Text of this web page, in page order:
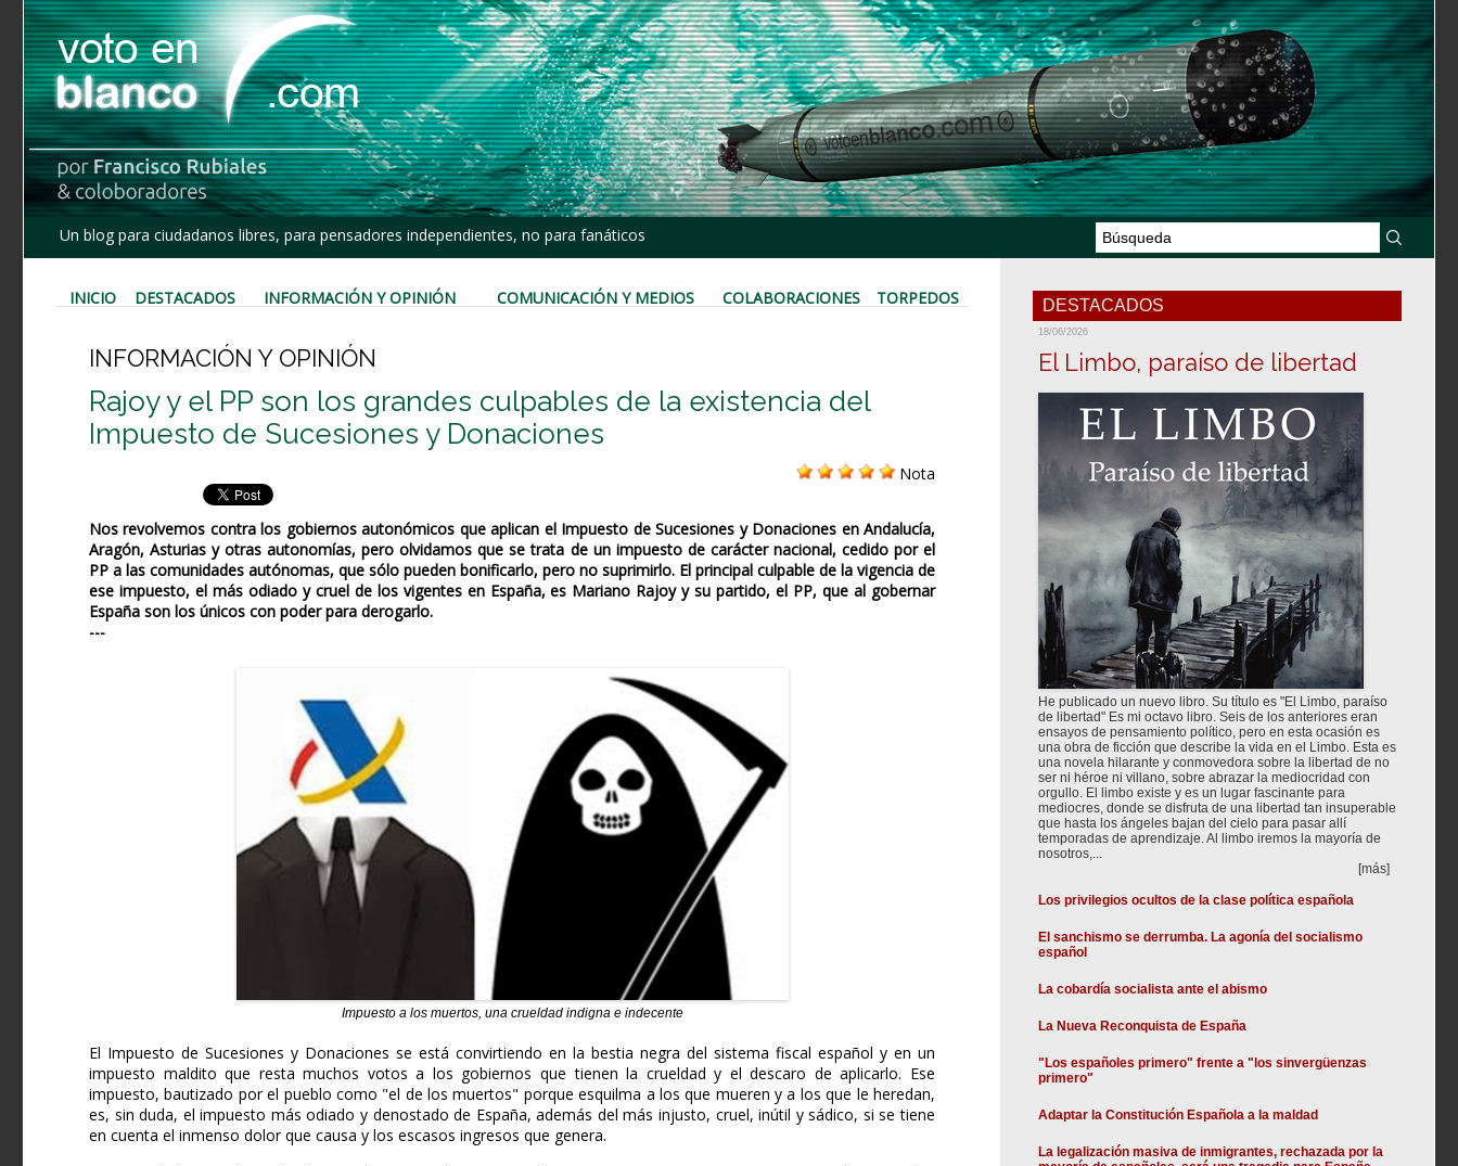
Un blog para ciudadanos libres, para pensadores independientes, no para fanáticos
INICIO DESTACADOS INFORMACIÓN Y OPINIÓN COMUNICACIÓN Y MEDIOS COLABORACIONES TORPEDOS
INFORMACIÓN Y OPINIÓN
Rajoy y el PP son los grandes culpables de la existencia del
Impuesto de Sucesiones y Donaciones
Nota
Nos revolvemos contra los gobiernos autonómicos que aplican el Impuesto de Sucesiones y Donaciones en Andalucía,
Aragón, Asturias y otras autonomías, pero olvidamos que se trata de un impuesto de carácter nacional, cedido por el
PP a las comunidades autónomas, que sólo pueden bonificarlo, pero no suprimirlo. El principal culpable de la vigencia de
ese impuesto, el más odiado y cruel de los vigentes en España, es Mariano Rajoy y su partido, el PP, que al gobernar
España son los únicos con poder para derogarlo.
---
Impuesto a los muertos, una crueldad indigna e indecente
El Impuesto de Sucesiones y Donaciones se está convirtiendo en la bestia negra del sistema fiscal español y en un
impuesto maldito que resta muchos votos a los gobiernos que tienen la crueldad y el descaro de aplicarlo. Ese
impuesto, bautizado por el pueblo como "el de los muertos" porque esquilma a los que mueren y a los que le heredan,
es, sin duda, el impuesto más odiado y denostado de España, además del más injusto, cruel, inútil y sádico, si se tiene
en cuenta el inmenso dolor que causa y los escasos ingresos que genera.
DESTACADOS
18/06/2026
El Limbo, paraíso de libertad
He publicado un nuevo libro. Su título es "El Limbo, paraíso
de libertad" Es mi octavo libro. Seis de los anteriores eran
ensayos de pensamiento político, pero en esta ocasión es
una obra de ficción que describe la vida en el Limbo. Esta es
una novela hilarante y conmovedora sobre la libertad de no
ser ni héroe ni villano, sobre abrazar la mediocridad con
orgullo. El limbo existe y es un lugar fascinante para
mediocres, donde se disfruta de una libertad tan insuperable
que hasta los ángeles bajan del cielo para pasar allí
temporadas de aprendizaje. Al limbo iremos la mayoría de
nosotros,...
[más]
Los privilegios ocultos de la clase política española
El sanchismo se derrumba. La agonía del socialismo
español
La cobardía socialista ante el abismo
La Nueva Reconquista de España
"Los españoles primero" frente a "los sinvergüenzas
primero"
Adaptar la Constitución Española a la maldad
La legalización masiva de inmigrantes, rechazada por la